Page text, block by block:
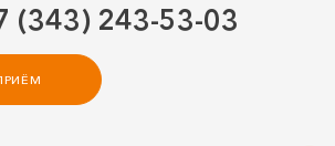
(343) 243-53-03